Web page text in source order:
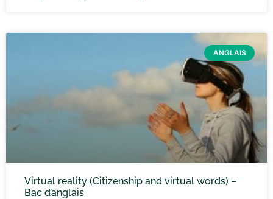
ANGLAIS
Virtual reality (Citizenship and virtual words) –
Bac d’anglais